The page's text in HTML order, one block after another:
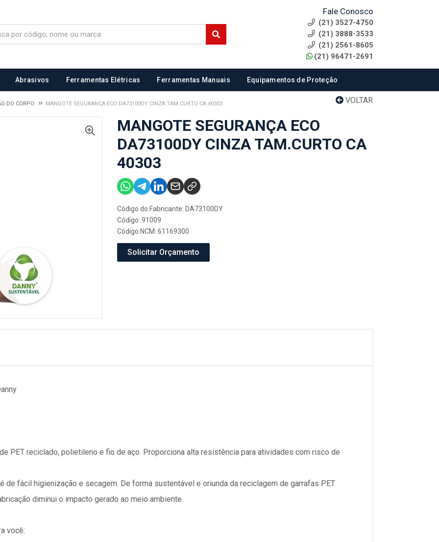
Fale Conosco
(21) 3527-4750
(21) 3888-3533
(21) 2561-8605
(21) 96471-2691
Abrasivos Ferramentas Elétricas Ferramentas Manuais Equipamentos de Proteção
VOLTAR
DO CORPO MANGOTE SEGURANÇA ECO DA73100DY CINZA TAM.CURTO CA 40303
MANGOTE SEGURANÇA ECO
DA73100DY CINZA TAM.CURTO CA
40303
Código do Fabricante: DA73100DY
Código: 91009
Código NCM: 61169300
Solicitar Orçamento
PET reciclado, polietileno e fio de aço. Proporciona alta resistência para atividades com risco de
fácil higienização e secagem. De forma sustentável e oriunda da reciclagem de garrafas PET
diminui o impacto gerado ao meio ambiente.
você: